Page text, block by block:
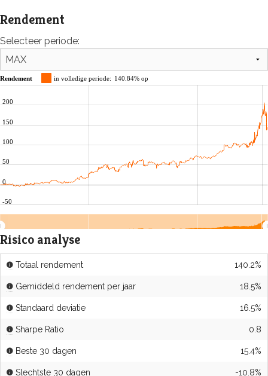
Rendement
Selecteer periode:
Rendement in volledige periode: 140.84% op
-50
0
50
100
150
200
Risico analyse
Totaal rendement 140.2%
Gemiddeld rendement per jaar 18.5%
Standaard deviatie 16.5%
Sharpe Ratio 0.8
Beste 30 dagen 15.4%
Slechtste 30 dagen -10.8%